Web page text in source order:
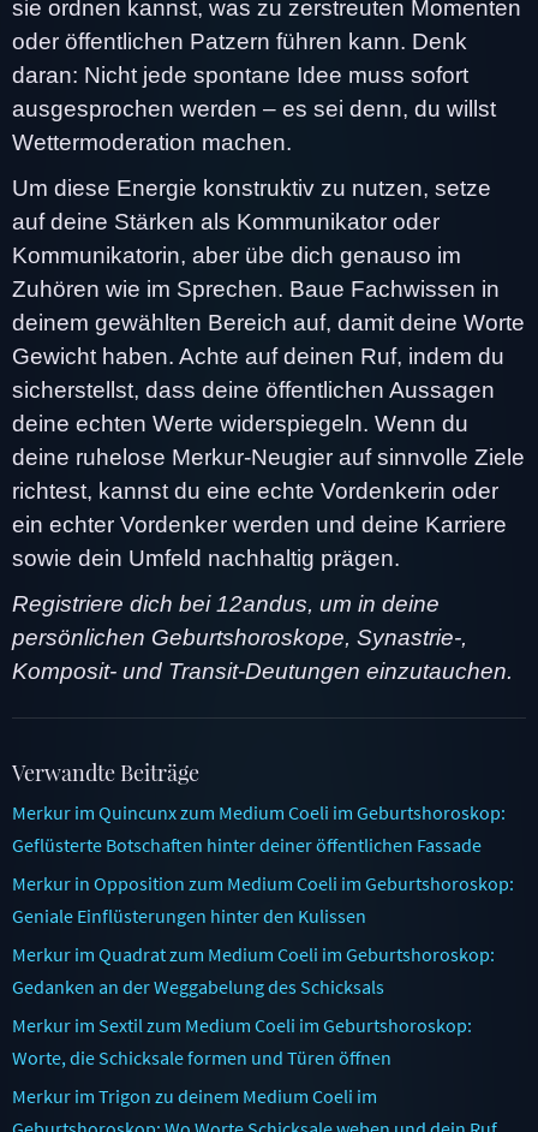
sie ordnen kannst, was zu zerstreuten Momenten
oder öffentlichen Patzern führen kann. Denk
daran: Nicht jede spontane Idee muss sofort
ausgesprochen werden – es sei denn, du willst
Wettermoderation machen.
Um diese Energie konstruktiv zu nutzen, setze
auf deine Stärken als Kommunikator oder
Kommunikatorin, aber übe dich genauso im
Zuhören wie im Sprechen. Baue Fachwissen in
deinem gewählten Bereich auf, damit deine Worte
Gewicht haben. Achte auf deinen Ruf, indem du
sicherstellst, dass deine öffentlichen Aussagen
deine echten Werte widerspiegeln. Wenn du
deine ruhelose Merkur-Neugier auf sinnvolle Ziele
richtest, kannst du eine echte Vordenkerin oder
ein echter Vordenker werden und deine Karriere
sowie dein Umfeld nachhaltig prägen.
Registriere dich bei 12andus, um in deine
persönlichen Geburtshoroskope, Synastrie-,
Komposit- und Transit-Deutungen einzutauchen.
Verwandte Beiträge
Merkur im Quincunx zum Medium Coeli im Geburtshoroskop:
Geflüsterte Botschaften hinter deiner öffentlichen Fassade
Merkur in Opposition zum Medium Coeli im Geburtshoroskop:
Geniale Einflüsterungen hinter den Kulissen
Merkur im Quadrat zum Medium Coeli im Geburtshoroskop:
Gedanken an der Weggabelung des Schicksals
Merkur im Sextil zum Medium Coeli im Geburtshoroskop:
Worte, die Schicksale formen und Türen öffnen
Merkur im Trigon zu deinem Medium Coeli im